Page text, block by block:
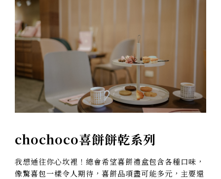
chochoco喜餅餅乾系列
我想通往你心坎裡！總會希望喜餅禮盒包含各種口味，
像驚喜包一樣令人期待，喜餅品項盡可能多元，主要還